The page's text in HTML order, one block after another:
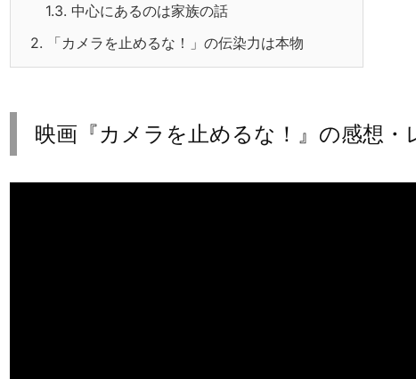
1.3. 中心にあるのは家族の話
2. 「カメラを止めるな！」の伝染力は本物
映画『カメラを止めるな！』の感想・